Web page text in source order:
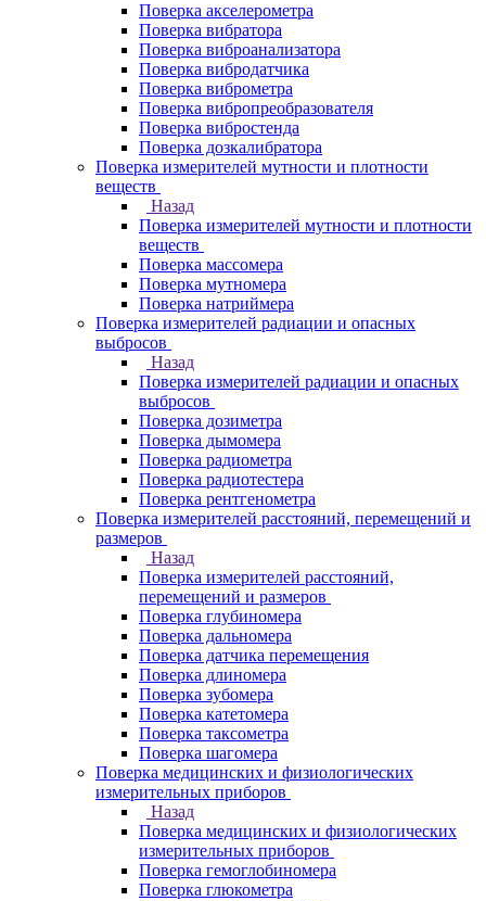
Поверка акселерометра
Поверка вибратора
Поверка виброанализатора
Поверка вибродатчика
Поверка виброметра
Поверка вибропреобразователя
Поверка вибростенда
Поверка дозкалибратора
Поверка измерителей мутности и плотности
веществ
Назад
Поверка измерителей мутности и плотности
веществ
Поверка массомера
Поверка мутномера
Поверка натриймера
Поверка измерителей радиации и опасных
выбросов
Назад
Поверка измерителей радиации и опасных
выбросов
Поверка дозиметра
Поверка дымомера
Поверка радиометра
Поверка радиотестера
Поверка рентгенометра
Поверка измерителей расстояний, перемещений и
размеров
Назад
Поверка измерителей расстояний,
перемещений и размеров
Поверка глубиномера
Поверка дальномера
Поверка датчика перемещения
Поверка длиномера
Поверка зубомера
Поверка катетомера
Поверка таксометра
Поверка шагомера
Поверка медицинских и физиологических
измерительных приборов
Назад
Поверка медицинских и физиологических
измерительных приборов
Поверка гемоглобиномера
Поверка глюкометра